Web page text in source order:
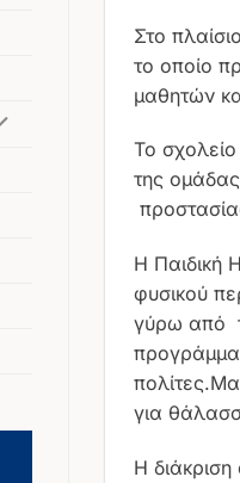
Στο
το οποίο
μαθητών
Το
της
Η Παιδική
φυσικού
γύρω από
για
Η